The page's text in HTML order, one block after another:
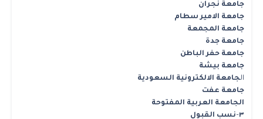
جامعة نجران
جامعة الامير سطام
جامعة المجمعة
جامعة جدة
جامعة حفر الباطن
جامعة بيشة
الجامعة الالكترونية السعودية
جامعة عفت
الجامعة العربية المفتوحة
٣–نسب القبول